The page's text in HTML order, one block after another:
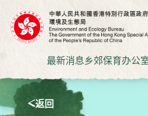
最新消息乡郊保育办公
返回